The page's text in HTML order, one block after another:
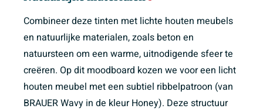
Combineer deze tinten met lichte houten meubels
en natuurlijke materialen, zoals beton en
natuursteen om een warme, uitnodigende sfeer te
creëren. Op dit moodboard kozen we voor een licht
houten meubel met een subtiel ribbelpatroon (van
BRAUER Wavy in de kleur Honey). Deze structuur